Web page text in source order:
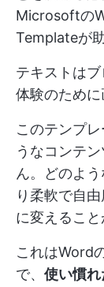
Microsoftの
Templateが
テキストは
体験のために
このテンプ
うなコンテ
ん。どのよ
り柔軟で自
に変えること
これはWord
で、 使い慣